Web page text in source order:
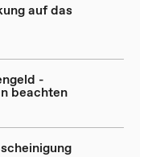
auf das
-
beachten